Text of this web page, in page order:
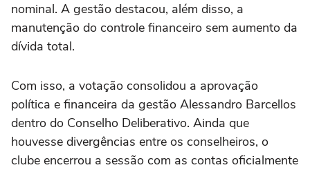
nominal. A gestão destacou, além disso, a
manutenção do controle financeiro sem aumento da
dívida total.
Com isso, a votação consolidou a aprovação
política e financeira da gestão Alessandro Barcellos
dentro do Conselho Deliberativo. Ainda que
houvesse divergências entre os conselheiros, o
clube encerrou a sessão com as contas oficialmente